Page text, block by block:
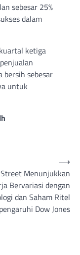
sebesar 25%
dalam
ketiga
bersih sebesar
untuk
Menunjukkan
Bervariasi dengan
dan Saham Ritel
Dow Jones
⟶